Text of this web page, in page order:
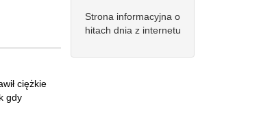
ciężkie
gdy
Strona informacyjna o
hitach dnia z internetu